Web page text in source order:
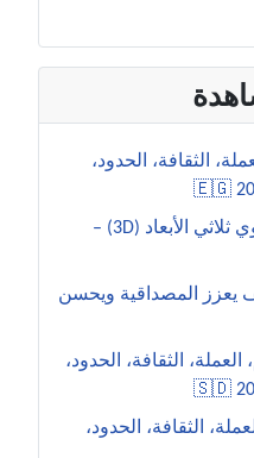
الثقافة، الحدود،
أعلام دول العالم بتصميم كروي ثلاثي الأبعاد (3D) –
يعزز المصداقية ويحسن
الثقافة، الحدود،
الثقافة، الحدود،